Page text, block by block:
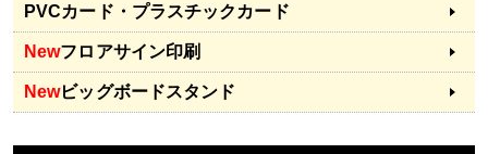
PVCカード・プラスチックカード
Newフロアサイン印刷
Newビッグボードスタンド